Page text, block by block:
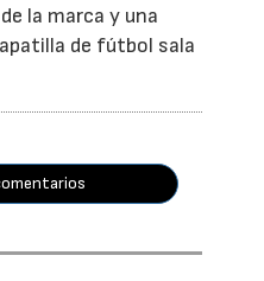
la marca y una
de fútbol sala